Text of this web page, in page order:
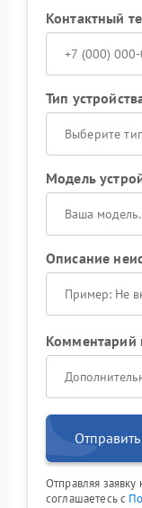
Контактный
Тип
Выберите
Модель
Описание
Комментарий
Отправляя
соглашаетесь с